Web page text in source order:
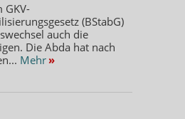
GKV-
(BStabG)
auch die
Die Abda hat nach
Mehr »